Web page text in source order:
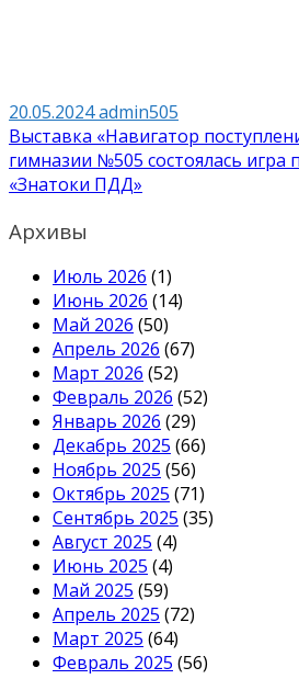
20.05.2024admin505
Навигация
по
Выставка «Навигатор
гимназии №505 состоялась игра
«Знатоки ПДД»
Архивы
Июль 2026 (1)
Июнь 2026 (14)
Май 2026 (50)
Апрель 2026 (67)
Март 2026 (52)
Февраль 2026 (52)
Январь 2026 (29)
Декабрь 2025 (66)
Ноябрь 2025 (56)
Октябрь 2025 (71)
Сентябрь 2025 (35)
Август 2025 (4)
Июнь 2025 (4)
Май 2025 (59)
Апрель 2025 (72)
Март 2025 (64)
Февраль 2025 (56)